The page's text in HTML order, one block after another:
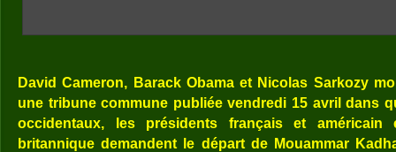
David Cameron, Barack Obama et Nicolas Sarkozy
une tribune commune publiée vendredi 15 avril dans
occidentaux, les présidents français et américain
britannique demandent le départ de Mouammar